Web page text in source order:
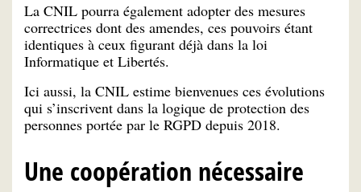
La CNIL pourra également adopter des mesures
correctrices dont des amendes, ces pouvoirs étant
identiques à ceux figurant déjà dans la loi
Informatique et Libertés.
Ici aussi, la CNIL estime bienvenues ces évolutions
qui s’inscrivent dans la logique de protection des
personnes portée par le RGPD depuis 2018.
Une coopération nécessaire